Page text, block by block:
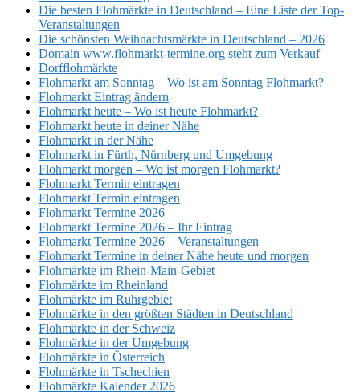
Die besten Flohmärkte in Deutschland – Eine Liste der Top-
Veranstaltungen
Die schönsten Weihnachtsmärkte in Deutschland – 2026
Domain www.flohmarkt-termine.org steht zum Verkauf
Dorfflohmärkte
Flohmarkt am Sonntag – Wo ist am Sonntag Flohmarkt?
Flohmarkt Eintrag ändern
Flohmarkt heute – Wo ist heute Flohmarkt?
Flohmarkt heute in deiner Nähe
Flohmarkt in der Nähe
Flohmarkt in Fürth, Nürnberg und Umgebung
Flohmarkt morgen – Wo ist morgen Flohmarkt?
Flohmarkt Termin eintragen
Flohmarkt Termin eintragen
Flohmarkt Termine 2026
Flohmarkt Termine 2026 – Ihr Eintrag
Flohmarkt Termine 2026 – Veranstaltungen
Flohmarkt Termine in deiner Nähe heute und morgen
Flohmärkte im Rhein-Main-Gebiet
Flohmärkte im Rheinland
Flohmärkte im Ruhrgebiet
Flohmärkte in den größten Städten in Deutschland
Flohmärkte in der Schweiz
Flohmärkte in der Umgebung
Flohmärkte in Österreich
Flohmärkte in Tschechien
Flohmärkte Kalender 2026